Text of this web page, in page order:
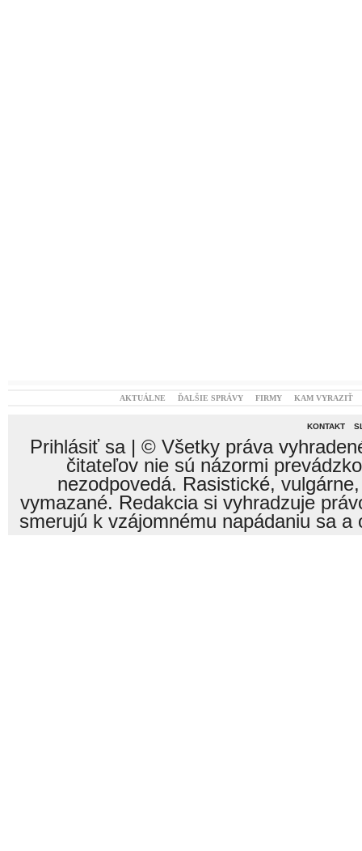
AKTUÁLNE ĎALŠIE SPRÁVY FIRMY KAM VYRAZIŤ
KONTAKT
Prihlásiť sa| © Všetky práva
čitateľov nie sú názormi
nezodpovedá. Rasistické,
vymazané. Redakcia si vyhradzuje
smerujú k vzájomnému napádaniu sa